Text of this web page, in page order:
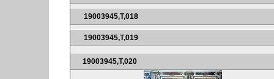
19003945,T,018
19003945,T,019
19003945,T,020